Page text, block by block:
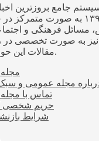
جامع بروزترین
اجتماعی از سال ۱۳۹۵ به صورت
مسائل فرهنگی و
به صورت تخصصی در
مقالات این حوزه‌ها فعالیت می کند.
مجله عمومی و
تماس با
حریم شخصی
شرایط